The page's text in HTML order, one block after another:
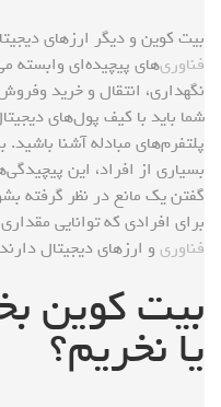
بیت کوین و دیگر ارزهای
فناوری‌های پیچیده‌ای وابسته
نگهداری، انتقال و خرید
شما باید با کیف پول‌های
پلتفرم‌های مبادله آشنا باشید.
بسیاری از افراد، این
گفتن یک مانع در نظر گرفته
برای افرادی که توانایی
فناوری و ارزهای دیجیتال
بیت کوین
یا نخریم؟